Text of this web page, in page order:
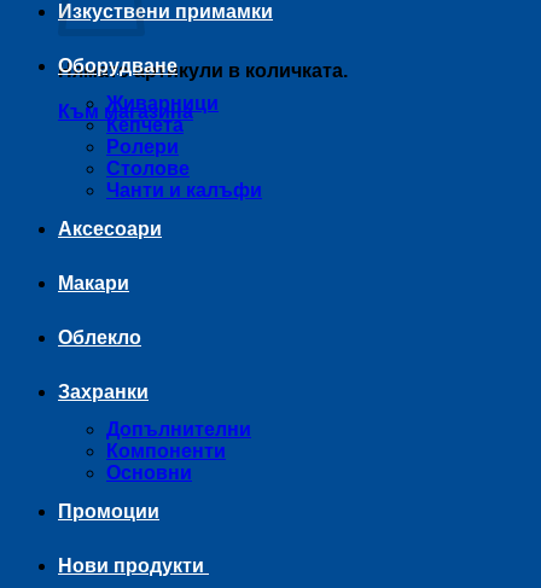
Нямате артикули в количката.
Към магазина
Изкуствени примамки
Оборудване
Живарници
Кепчета
Ролери
Столове
Чанти и калъфи
Аксесоари
Макари
Облекло
Захранки
Допълнителни
Компоненти
Основни
Промоции
Нови продукти